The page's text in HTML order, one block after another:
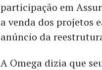
participação em
a venda dos projetos
anúncio da
A Omega dizia que